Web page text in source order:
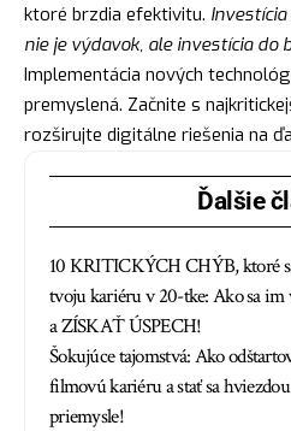
ktoré brzdia efektivitu.
nie je výdavok, ale investícia do
Implementácia nových
premyslená. Začnite s
rozširujte digitálne riešenia na
Ďalšie
10 KRITICKÝCH CHÝB, ktoré
tvoju kariéru v 20-tke: Ako sa
a ZÍSKAŤ ÚSPECH!
Šokujúce tajomstvá: Ako
filmovú kariéru a stať sa
priemysle!